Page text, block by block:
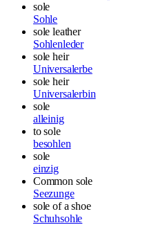
sole
Sohle
sole leather
Sohlenleder
sole heir
Universalerbe
sole heir
Universalerbin
sole
alleinig
to sole
besohlen
sole
einzig
Common sole
Seezunge
sole of a shoe
Schuhsohle